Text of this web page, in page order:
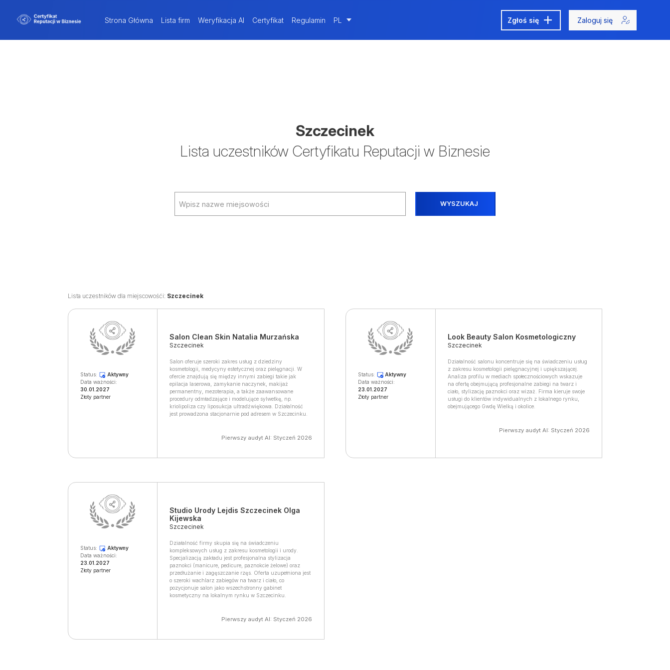
Strona Główna Lista firm Weryfikacja AI Certyfikat Regulamin PL Zgłoś się Zaloguj się
Szczecinek
Lista uczestników Certyfikatu Reputacji w Biznesie
WYSZUKAJ
Lista uczestników dla miejscowośći: Szczecinek
Status:
Aktywny
Data ważności:
30.01.2027
Złoty partner
Salon Clean Skin Natalia Murzańska
Szczecinek
Salon oferuje szeroki zakres usług z dziedziny
kosmetologii, medycyny estetycznej oraz pielęgnacji. W
ofercie znajdują się między innymi zabiegi takie jak
epilacja laserowa, zamykanie naczynek, makijaż
permanentny, mezoterapia, a także zaawansowane
procedury odmładzające i modelujące sylwetkę, np.
kriolipoliza czy liposukcja ultradźwiękowa. Działalność
jest prowadzona stacjonarnie pod adresem w Szczecinku.
Pierwszy audyt AI: Styczeń 2026
Status:
Aktywny
Data ważności:
23.01.2027
Złoty partner
Look Beauty Salon Kosmetologiczny
Szczecinek
Działalność salonu koncentruje się na świadczeniu usług
z zakresu kosmetologii pielęgnacyjnej i upiększającej.
Analiza profilu w mediach społecznościowych wskazuje
na ofertę obejmującą profesjonalne zabiegi na twarz i
ciało, stylizację paznokci oraz wizaż. Firma kieruje swoje
usługi do klientów indywidualnych z lokalnego rynku,
obejmującego Gwdę Wielką i okolice.
Pierwszy audyt AI: Styczeń 2026
Status:
Aktywny
Data ważności:
23.01.2027
Złoty partner
Studio Urody Lejdis Szczecinek Olga
Kijewska
Szczecinek
Działalność firmy skupia się na świadczeniu
kompleksowych usług z zakresu kosmetologii i urody.
Specjalizacją zakładu jest profesjonalna stylizacja
paznokci (manicure, pedicure, paznokcie żelowe) oraz
przedłużanie i zagęszczanie rzęs. Oferta uzupełniona jest
o szeroki wachlarz zabiegów na twarz i ciało, co
pozycjonuje salon jako wszechstronny gabinet
kosmetyczny na lokalnym rynku w Szczecinku.
Pierwszy audyt AI: Styczeń 2026